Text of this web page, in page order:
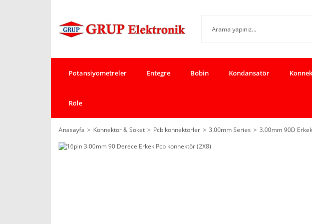
Potansiyometreler Entegre Bobin Kondansatör
Röle
Anasayfa Konnektör & Soket Pcb konnektörler 3.00mm Series 3.00mm 90D Erkek